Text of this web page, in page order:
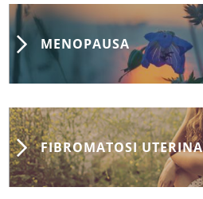
MENOPAUSA
FIBROMATOSI UTERINA